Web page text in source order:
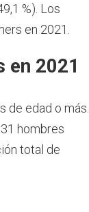
%). Los
en 2021.
en 2021
de edad o más.
hombres
total de